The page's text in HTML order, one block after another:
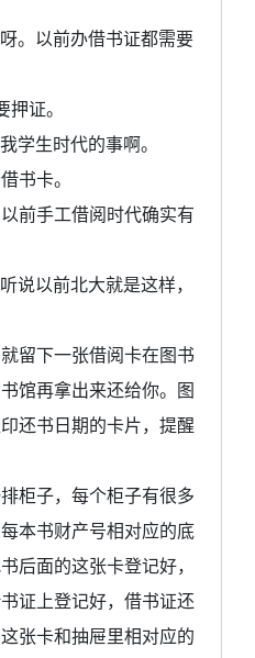
。以前办借书证都需要
证。
学生时代的事啊。
书卡。
前手工借阅时代确实有
说以前北大就是这样，
留下一张借阅卡在图书
馆再拿出来还给你。图
还书日期的卡片，提醒
柜子，每个柜子有很多
本书财产号相对应的底
后面的这张卡登记好，
证上登记好，借书证还
张卡和抽屉里相对应的